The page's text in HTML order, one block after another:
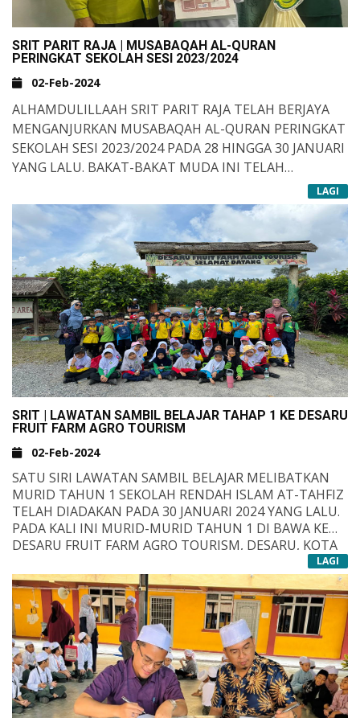
SRIT PARIT RAJA | MUSABAQAH AL-QURAN
PERINGKAT SEKOLAH SESI 2023/2024
02-Feb-2024
ALHAMDULILLAAH SRIT PARIT RAJA TELAH BERJAYA
MENGANJURKAN MUSABAQAH AL-QURAN PERINGKAT
SEKOLAH SESI 2023/2024 PADA 28 HINGGA 30 JANUARI
YANG LALU. BAKAT-BAKAT MUDA INI TELAH
DAPAT MENGESAN KEMAMPUAN MEREKA YANG
BOLEH DIASAH UNTUK LEBIH MAJU PADA MASA
HADAPAN. SEMOGA PROGRAM SEUMPAMA INI DAPAT
DITERUSKAN KERANA IN MENYUBURKAN RASA CINTA
KEPADA AL-QURAN. TAHNIAH KEPADA PARA
ASSATIZAH YANG BERTUNGKUS LUMUS DALAM
MENJAYAKAN PROGRAM INI. SIRU ALA BARAKATILLAH
LAGI
SRIT | LAWATAN SAMBIL BELAJAR TAHAP 1 KE DESARU
FRUIT FARM AGRO TOURISM
02-Feb-2024
SATU SIRI LAWATAN SAMBIL BELAJAR MELIBATKAN
MURID TAHUN 1 SEKOLAH RENDAH ISLAM AT-TAHFIZ
TELAH DIADAKAN PADA 30 JANUARI 2024 YANG LALU.
PADA KALI INI MURID-MURID TAHUN 1 DI BAWA KE
DESARU FRUIT FARM AGRO TOURISM, DESARU, KOTA
DENGAN PENGALAMAN DAN PEMBELAJARAN LUAR
BILIK DARJAH INI DAN SEBAGAIANNYA MERUPAKAN
SATU PENGALAM BARU YANG TIDAK AKAN MEREKA
LUPAKAN. TAHNIAH KEPADA GURU PENGIRING DAN
PARA ASSATIZAH YANG MENGURUSKAN LAWATAN INI
SEHINGGA MENCAPAI MATLAMAT DAN OBJEKTIF. SIRU
ALA BARAKATILLAH
LAGI